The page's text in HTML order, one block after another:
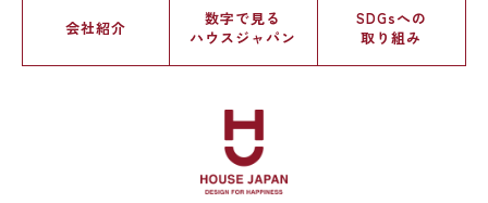
会社紹介
数字で見る
ハウスジャパン
SDGsへの
取り組み